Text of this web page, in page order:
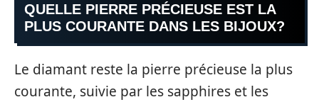
QUELLE PIERRE PRÉCIEUSE EST LA
PLUS COURANTE DANS LES BIJOUX?
Le diamant reste la pierre précieuse la plus
courante, suivie par les sapphires et les